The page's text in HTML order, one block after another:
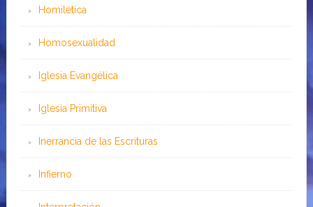
Homilética
Homosexualidad
Iglesia Evangélica
Iglesia Primitiva
Inerrancia de las Escrituras
Infierno